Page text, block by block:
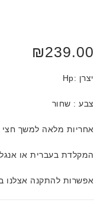
₪239.00
יצרן :Hp
צבע : שחור
אחריות מלאה למשך
המקלדת בעברית או
אפשרות להתקנה